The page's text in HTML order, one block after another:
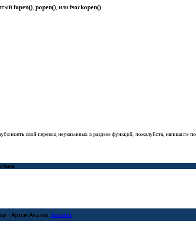
fopen() popen() , или fsockopen()
свой перевод неуказанных в разделе функций, пожалуйста, напишите по
- Артем Акатов Хостинг